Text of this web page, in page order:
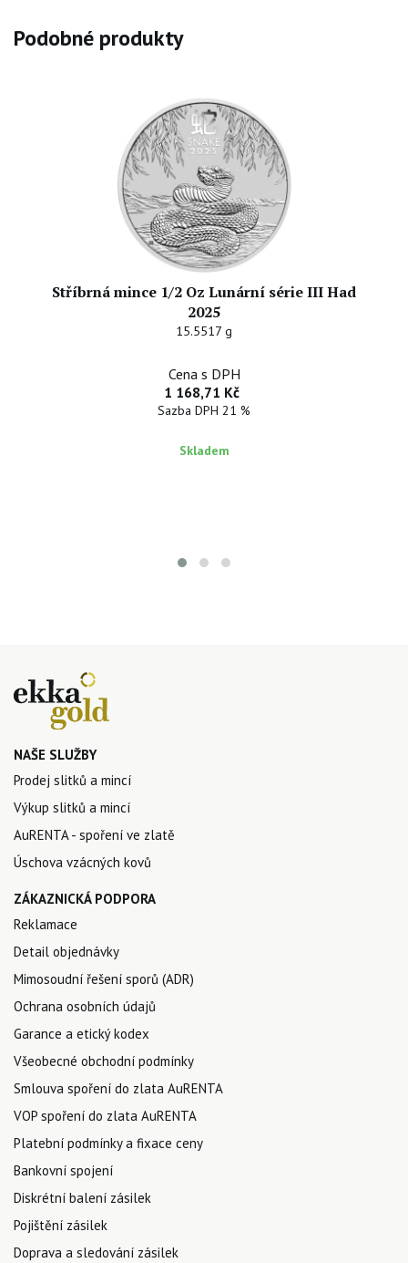
Podobné produkty
Stříbrná mince 1/2 Oz Lunární série III Had
2025
15.5517 g
Cena s DPH
1 168,71 Kč
Sazba DPH 21 %
Skladem
NAŠE SLUŽBY
Prodej slitků a mincí
Výkup slitků a mincí
AuRENTA - spoření ve zlatě
Úschova vzácných kovů
ZÁKAZNICKÁ PODPORA
Reklamace
Detail objednávky
Mimosoudní řešení sporů (ADR)
Ochrana osobních údajů
Garance a etický kodex
Všeobecné obchodní podmínky
Smlouva spoření do zlata AuRENTA
VOP spoření do zlata AuRENTA
Platební podmínky a fixace ceny
Bankovní spojení
Diskrétní balení zásilek
Pojištění zásilek
Doprava a sledování zásilek